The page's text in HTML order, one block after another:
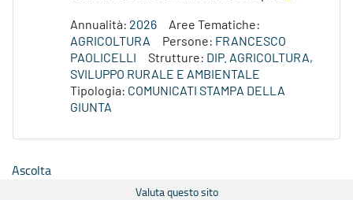
Annualità: 2026
Aree Tematiche:
AGRICOLTURA
Persone: FRANCESCO
PAOLICELLI
Strutture: DIP. AGRICOLTURA,
SVILUPPO RURALE E AMBIENTALE
Tipologia: COMUNICATI STAMPA DELLA
GIUNTA
Ascolta
Valuta questo sito